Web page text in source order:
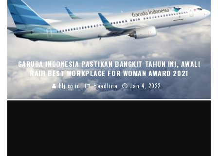
GARUDA INDONESIA PASTIKAN BANGKIT TAHUN INI, AWALI
RAIH BEST WORKPLACE FOR WOMAN AWARD 2021
blj.co.id Headline Jan 4, 2022